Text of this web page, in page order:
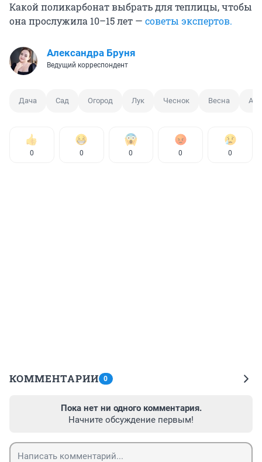
Какой поликарбонат выбрать для теплицы, чтобы
она прослужила 10–15 лет — советы экспертов.
Александра Бруня
Ведущий корреспондент
Дача Сад Огород Лук Чеснок Весна
0 0 0 0 0
КОММЕНТАРИИ 0
Пока нет ни одного комментария.
Начните обсуждение первым!